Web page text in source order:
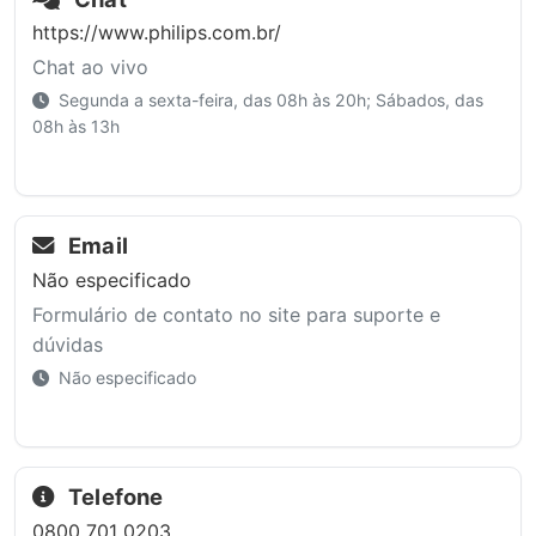
https://www.philips.com.br/
Chat ao vivo
Segunda a sexta-feira, das 08h às 20h; Sábados, das
08h às 13h
Email
Não especificado
Formulário de contato no site para suporte e
dúvidas
Não especificado
Telefone
0800 701 0203